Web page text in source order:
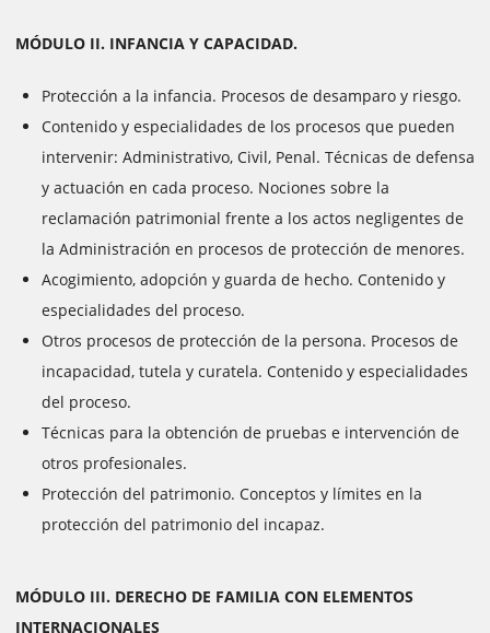
MÓDULO II. INFANCIA Y CAPACIDAD.
Protección a la infancia. Procesos de desamparo y riesgo.
Contenido y especialidades de los procesos que pueden
intervenir: Administrativo, Civil, Penal. Técnicas de defensa
y actuación en cada proceso. Nociones sobre la
reclamación patrimonial frente a los actos negligentes de
la Administración en procesos de protección de menores.
Acogimiento, adopción y guarda de hecho. Contenido y
especialidades del proceso.
Otros procesos de protección de la persona. Procesos de
incapacidad, tutela y curatela. Contenido y especialidades
del proceso.
Técnicas para la obtención de pruebas e intervención de
otros profesionales.
Protección del patrimonio. Conceptos y límites en la
protección del patrimonio del incapaz.
MÓDULO III. DERECHO DE FAMILIA CON ELEMENTOS
INTERNACIONALES